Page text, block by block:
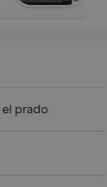
prado